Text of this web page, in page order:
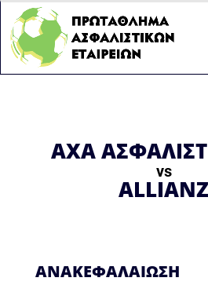
AXA
vs
ALLIANZ
ΑΝΑΚΕΦΑΛΑΊΩΣΗ